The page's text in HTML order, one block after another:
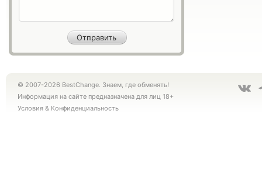
© 2007-2026 BestChange. Знаем, где обменять!
Информация на сайте предназначена для лиц 18+
Условия & Конфиденциальность